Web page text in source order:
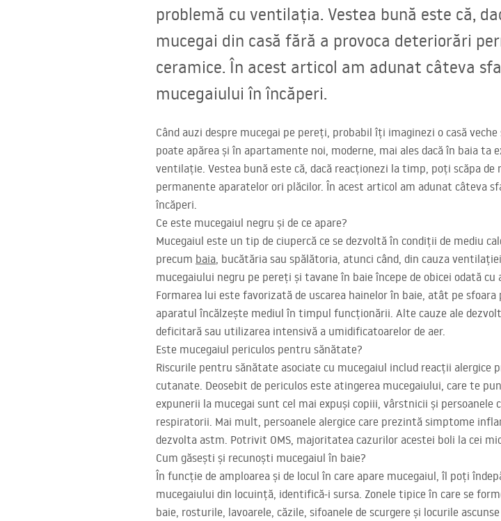
problemă cu ventilația. Vestea bună este că,
mucegai din casă fără a provoca deteriorări
ceramice. În acest articol am adunat câteva
mucegaiului în încăperi.
Când auzi despre mucegai pe pereți, probabil îți imaginezi o casă
poate apărea și în apartamente noi, moderne, mai ales dacă în baia
ventilație. Vestea bună este că, dacă reacționezi la timp, poți scăpa
permanente aparatelor ori plăcilor. În acest articol am adunat câteva
încăperi.
Ce este mucegaiul negru și de ce apare?
Mucegaiul este un tip de ciupercă ce se dezvoltă în condiții de mediu
precum baia, bucătăria sau spălătoria, atunci când, din cauza
mucegaiului negru pe pereți și tavane în baie începe de obicei odată
Formarea lui este favorizată de uscarea hainelor în baie, atât pe
aparatul încălzește mediul în timpul funcționării. Alte cauze ale
deficitară sau utilizarea intensivă a umidificatoarelor de aer.
Este mucegaiul periculos pentru sănătate?
Riscurile pentru sănătate asociate cu mucegaiul includ reacții
cutanate. Deosebit de periculos este atingerea mucegaiului, care te
expunerii la mucegai sunt cel mai expuși copiii, vârstnicii și
respiratorii. Mai mult, persoanele alergice care prezintă simptome
dezvolta astm. Potrivit OMS, majoritatea cazurilor acestei boli la cei
Cum găsești și recunoști mucegaiul în baie?
În funcție de amploarea și de locul în care apare mucegaiul, îl poți
mucegaiului din locuință, identifică-i sursa. Zonele tipice în care se
baie, rosturile, lavoarele, căzile, sifoanele de scurgere și locurile